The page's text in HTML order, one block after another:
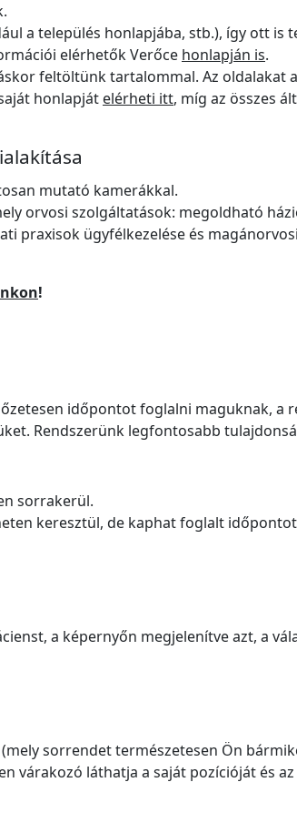
a település honlapjába, stb.), így ott is
elérhetők Verőce honlapján is.
feltöltünk tartalommal. Az oldalakat
honlapját elérheti itt, míg az összes
mutató kamerákkal.
orvosi szolgáltatások: megoldható
praxisok ügyfélkezelése és
!
időpontot foglalni maguknak, a
Rendszerünk legfontosabb
sorrakerül.
keresztül, de kaphat foglalt
a képernyőn megjelenítve azt, a
sorrendet természetesen Ön
várakozó láthatja a saját pozícióját és